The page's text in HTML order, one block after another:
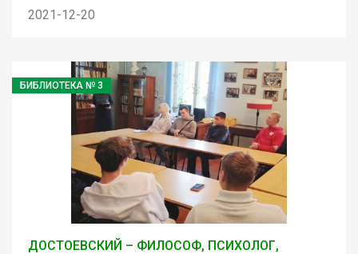
2021-12-20
БИБЛИОТЕКА № 3
ДОСТОЕВСКИЙ – ФИЛОСОФ, ПСИХОЛОГ,